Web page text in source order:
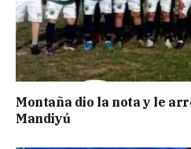
Montaña dio la nota y le
Mandiyú